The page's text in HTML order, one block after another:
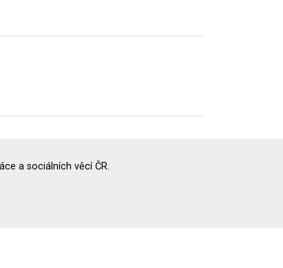
a sociálních věcí ČR.